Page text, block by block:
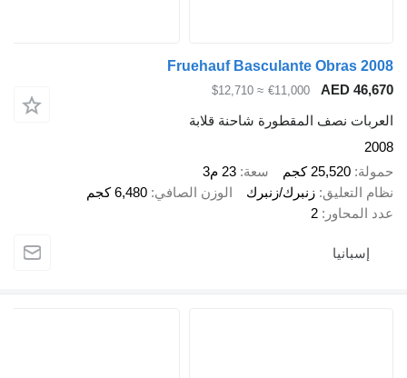
Fruehauf Basculante
€11,000
≈ $12,710
نصف المقطورة شاحنة قلابة
25,520 كجم سعة 23 م3
زنبرك/زنبرك الوزن الصافي
6,480 كجم
2